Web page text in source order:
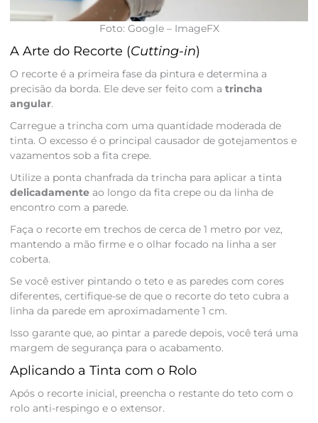
Foto: Google – ImageFX
A Arte do Recorte (Cutting-in)
O recorte é a primeira fase da pintura e determina a
precisão da borda. Ele deve ser feito com a trincha
angular.
Carregue a trincha com uma quantidade moderada de
tinta. O excesso é o principal causador de gotejamentos e
vazamentos sob a fita crepe.
Utilize a ponta chanfrada da trincha para aplicar a tinta
delicadamenteao longo da fita crepe ou da linha de
encontro com a parede.
Faça o recorte em trechos de cerca de 1 metro por vez,
mantendo a mão firme e o olhar focado na linha a ser
coberta.
Se você estiver pintando o teto e as paredes com cores
diferentes, certifique-se de que o recorte do teto cubra a
linha da parede em aproximadamente 1 cm.
Isso garante que, ao pintar a parede depois, você terá uma
margem de segurança para o acabamento.
Aplicando a Tinta com o Rolo
Após o recorte inicial, preencha o restante do teto com o
rolo anti-respingo e o extensor.